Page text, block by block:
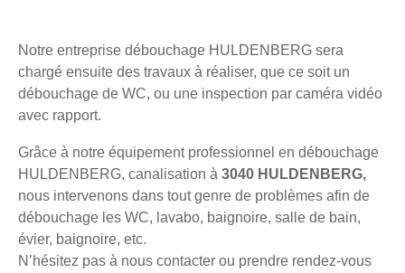
Notre entreprise débouchage HULDENBERG sera
chargé ensuite des travaux à réaliser, que ce soit un
débouchage de WC, ou une inspection par caméra vidéo
avec rapport.
Grâce à notre équipement professionnel en débouchage
HULDENBERG, canalisation à 3040 HULDENBERG,
nous intervenons dans tout genre de problèmes afin de
débouchage les WC, lavabo, baignoire, salle de bain,
évier, baignoire, etc.
N’hésitez pas à nous contacter ou prendre rendez-vous